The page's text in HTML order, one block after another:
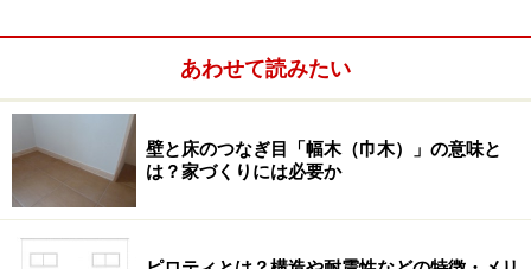
フラット35Sの優遇期間中さらに引き下げ
そういう状況の中で、長期固定金利ローンの代表格「フ
ラット35」のさらに高性能住宅に適用される「フラット
35S」の金利引き下げ幅が拡大されました。平成28年１
月29日（金）の申込み分までが制度拡充の対象となりま
あわせて読みたい
壁と床のつなぎ目「幅木（巾木）」の意味と
は？家づくりには必要か